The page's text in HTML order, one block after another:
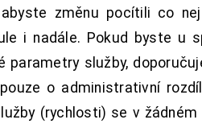
změnu pocítili co
i nadále. Pokud byste u
parametry služby,
o administrativní
(rychlosti) se v